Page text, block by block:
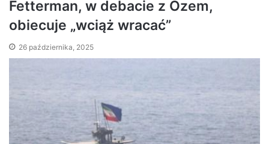
Fetterman, w debacie z Ozem,
obiecuje „wciąż wracać”
26 października, 2025